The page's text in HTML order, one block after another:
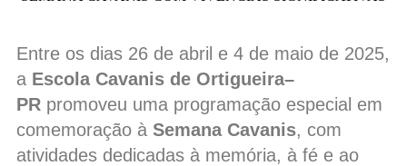
Entre os dias 26 de abril e 4 de maio de 2025,
a Escola Cavanis de Ortigueira–
PR promoveu uma programação especial em
comemoração à Semana Cavanis, com
atividades dedicadas à memória, à fé e ao